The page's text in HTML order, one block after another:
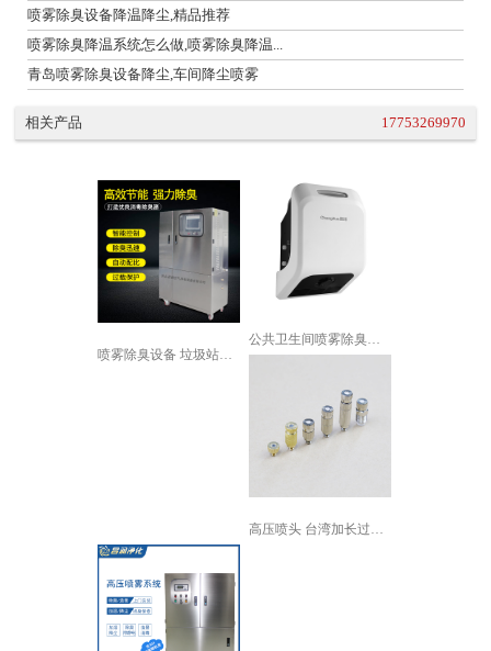
喷雾除臭设备降温降尘,精品推荐
喷雾除臭降温系统怎么做,喷雾除臭降温...
青岛喷雾除臭设备降尘,车间降尘喷雾
相关产品 17753269970
喷雾除臭设备 垃圾站喷雾除臭设备 垃...
公共卫生间喷雾除臭设备